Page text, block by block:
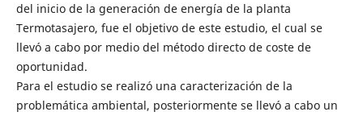
del inicio de la generación de energía de la planta
Termotasajero, fue el objetivo de este estudio, el cual se
llevó a cabo por medio del método directo de coste de
oportunidad.
Para el estudio se realizó una caracterización de la
problemática ambiental, posteriormente se llevó a cabo un